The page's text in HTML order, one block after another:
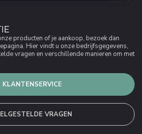
producten of je aankoop, bezoek dan
Hier vindt u onze bedrijfsgegevens,
vragen en verschillende manieren om met
KLANTENSERVICE
VRAGEN